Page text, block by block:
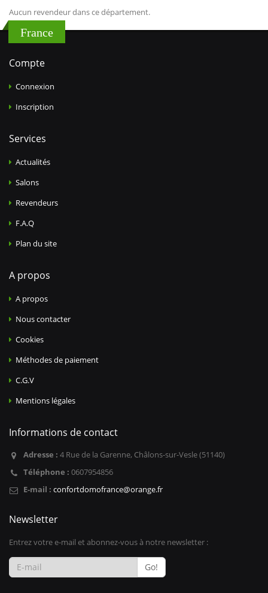
Aucun revendeur dans ce département.
France
Compte
Connexion
Inscription
Services
Actualités
Salons
Revendeurs
F.A.Q
Plan du site
A propos
A propos
Nous contacter
Cookies
Méthodes de paiement
C.G.V
Mentions légales
Informations de contact
Adresse : 4 Rue de la Garenne, Châlons-sur-Vesle (51140)
Téléphone : 0607954856
E-mail : confortdomofrance@orange.fr
Newsletter
Entrez votre e-mail et abonnez-vous à notre newsletter :
Go!